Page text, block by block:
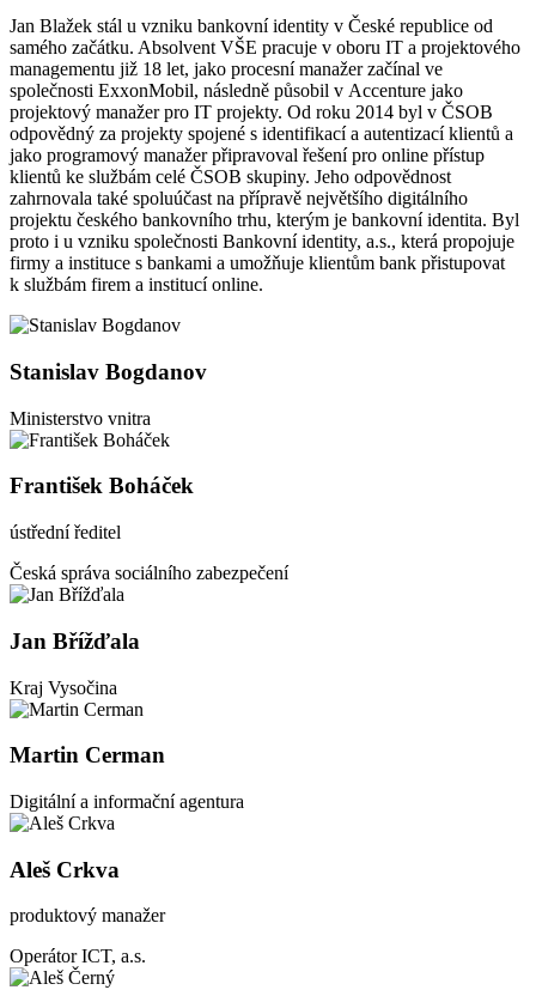
Jan Blažek stál u vzniku bankovní identity v České republice od
samého začátku. Absolvent VŠE pracuje v oboru IT a projektového
managementu již 18 let, jako procesní manažer začínal ve
společnosti ExxonMobil, následně působil v Accenture jako
projektový manažer pro IT projekty. Od roku 2014 byl v ČSOB
odpovědný za projekty spojené s identifikací a autentizací klientů a
jako programový manažer připravoval řešení pro online přístup
klientů ke službám celé ČSOB skupiny. Jeho odpovědnost
zahrnovala také spoluúčast na přípravě největšího digitálního
projektu českého bankovního trhu, kterým je bankovní identita. Byl
proto i u vzniku společnosti Bankovní identity, a.s., která propojuje
firmy a instituce s bankami a umožňuje klientům bank přistupovat
k službám firem a institucí online.
Stanislav Bogdanov
Ministerstvo vnitra
František Boháček
ústřední ředitel
Česká správa sociálního zabezpečení
Jan Břížďala
Kraj Vysočina
Martin Cerman
Digitální a informační agentura
Aleš Crkva
produktový manažer
Operátor ICT, a.s.